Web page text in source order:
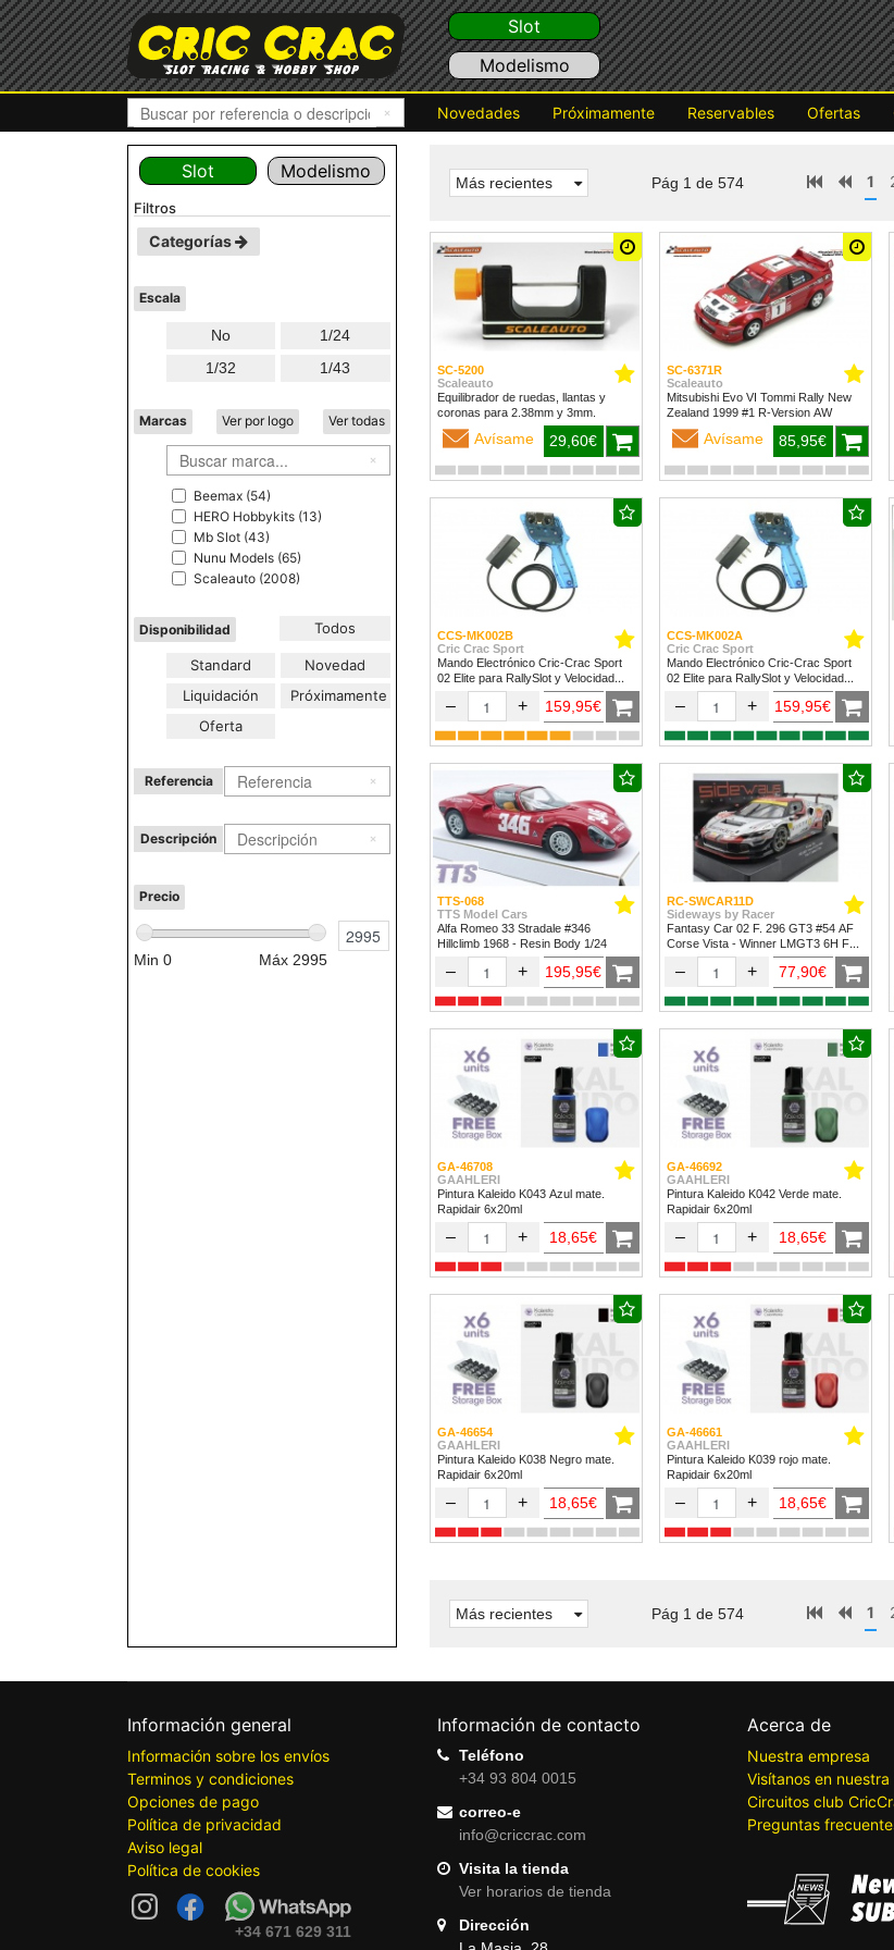
Slot
Modelismo
Novedades Próximamente Reservables Ofertas
Slot Modelismo
filtros
Categorías
Escala
No
1/24
1/32
1/43
Marcas Ver por logo Ver todas
Beemax (54)
HERO Hobbykits (13)
Mb Slot (43)
Nunu Models (65)
Scaleauto (2008)
Disponibilidad Todos
Standard
Novedad
Liquidación
Próximamente
Oferta
Referencia
Descripción
Precio
Min 0 Máx 2995
Más recientes Pág 1 de 574 1
SC-5200
Scaleauto
Equilibrador de ruedas, llantas y
coronas para 2.38mm y 3mm.
Avísame 29,60€
SC-6371R
Scaleauto
Mitsubishi Evo VI Tommi Rally New
Zealand 1999 #1 R-Version AW
Avísame 85,95€
CCS-MK002B
Cric Crac Sport
Mando Electrónico Cric-Crac Sport
02 Elite para RallySlot y Velocidad
1/32 & 1/24.
– + 159,95€
CCS-MK002A
Cric Crac Sport
Mando Electrónico Cric-Crac Sport
02 Elite para RallySlot y Velocidad
1/32 & 1/24
– + 159,95€
TTS-068
TTS Model Cars
Alfa Romeo 33 Stradale #346
Hillclimb 1968 - Resin Body 1/24
– + 195,95€
RC-SWCAR11D
Sideways by Racer
Fantasy Car 02 F. 296 GT3 #54 AF
Corse Vista - Winner LMGT3 6H Fuji
– + 77,90€
GA-46708
GAAHLERI
Pintura Kaleido K043 Azul mate.
Rapidair 6x20ml
– + 18,65€
GA-46692
GAAHLERI
Pintura Kaleido K042 Verde mate.
Rapidair 6x20ml
– + 18,65€
GA-46654
GAAHLERI
Pintura Kaleido K038 Negro mate.
Rapidair 6x20ml
– + 18,65€
GA-46661
GAAHLERI
Pintura Kaleido K039 rojo mate.
Rapidair 6x20ml
– + 18,65€
Más recientes Pág 1 de 574 1
Información general
Información sobre los envíos
Terminos y condiciones
Opciones de pago
Política de privacidad
Aviso legal
Política de cookies
+34 671 629 311
Información de contacto
Teléfono
+34 93 804 0015
correo-e
info@criccrac.com
Visita la tienda
Ver horarios de tienda
Dirección
Acerca de
Nuestra empresa
Visítanos en nuestra
Circuitos club
Preguntas